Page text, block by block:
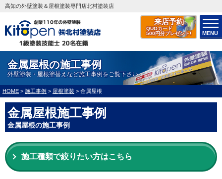
来店予約
QUOカード
500円分プレゼント!
MENU
高知の外壁塗装＆屋根塗装専門店北村塗装店
金属屋根の施工事例
外壁塗装・屋根塗替えなど施工事例をご覧下さい
HOME > 施工事例 > 屋根塗装 > 金属屋根
金属屋根施工事例
金属屋根の施工事例
施工種類で絞りたい方はこちら